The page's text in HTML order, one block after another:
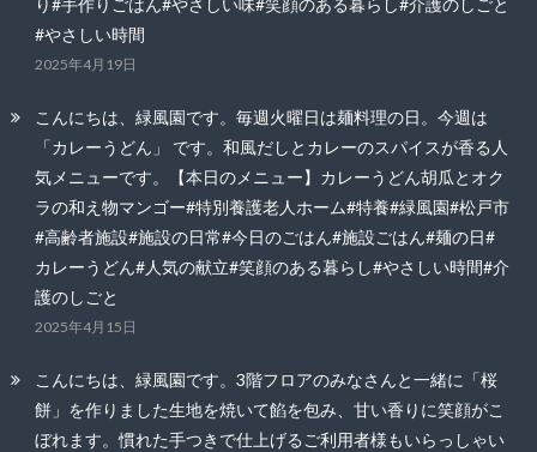
り#手作りごはん#やさしい味#笑顔のある暮らし#介護のしごと
#やさしい時間
2025年4月19日
こんにちは、緑風園です。毎週火曜日は麺料理の日。今週は
「カレーうどん」 です。和風だしとカレーのスパイスが香る人
気メニューです。【本日のメニュー】カレーうどん胡瓜とオク
ラの和え物マンゴー#特別養護老人ホーム#特養#緑風園#松戸市
#高齢者施設#施設の日常#今日のごはん#施設ごはん#麺の日#
カレーうどん#人気の献立#笑顔のある暮らし#やさしい時間#介
護のしごと
2025年4月15日
こんにちは、緑風園です。3階フロアのみなさんと一緒に「桜
餅」を作りました生地を焼いて餡を包み、甘い香りに笑顔がこ
ぼれます。慣れた手つきで仕上げるご利用者様もいらっしゃい